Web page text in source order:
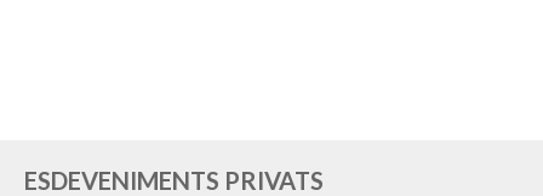
ESDEVENIMENTS PRIVATS